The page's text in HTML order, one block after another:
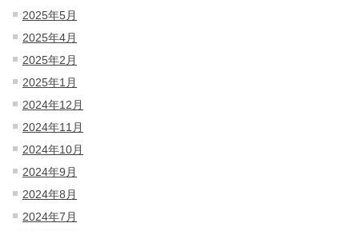
2025年5月
2025年4月
2025年2月
2025年1月
2024年12月
2024年11月
2024年10月
2024年9月
2024年8月
2024年7月